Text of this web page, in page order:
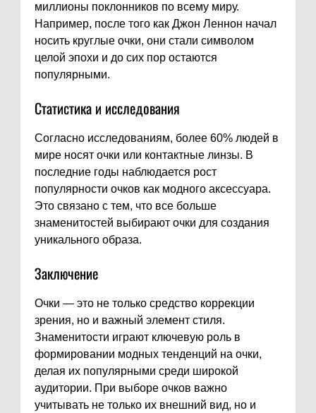
миллионы поклонников по всему миру.
Например, после того как Джон Леннон начал
носить круглые очки, они стали символом
целой эпохи и до сих пор остаются
популярными.
Статистика и исследования
Согласно исследованиям, более 60% людей в
мире носят очки или контактные линзы. В
последние годы наблюдается рост
популярности очков как модного аксессуара.
Это связано с тем, что все больше
знаменитостей выбирают очки для создания
уникального образа.
Заключение
Очки — это не только средство коррекции
зрения, но и важный элемент стиля.
Знаменитости играют ключевую роль в
формировании модных тенденций на очки,
делая их популярными среди широкой
аудитории. При выборе очков важно
учитывать не только их внешний вид, но и